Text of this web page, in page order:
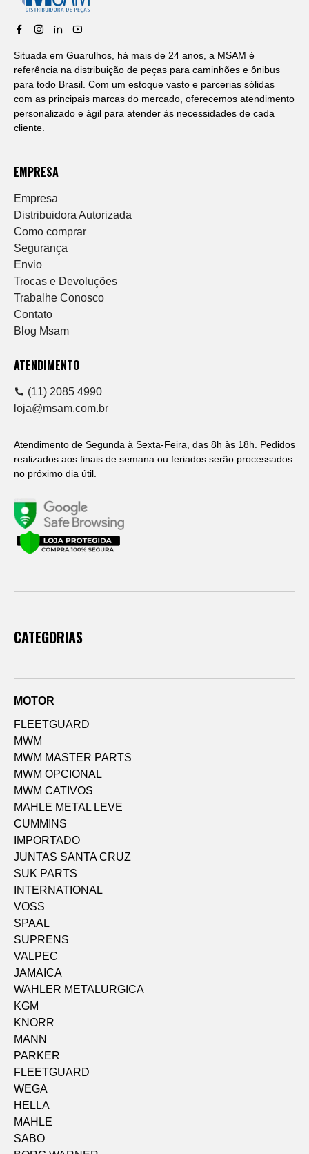
Situada em Guarulhos, há mais de 24 anos, a MSAM é
referência na distribuição de peças para caminhões e ônibus
para todo Brasil. Com um estoque vasto e parcerias sólidas
com as principais marcas do mercado, oferecemos atendimento
personalizado e ágil para atender às necessidades de cada
cliente.
EMPRESA
Empresa
Distribuidora Autorizada
Como comprar
Segurança
Envio
Trocas e Devoluções
Trabalhe Conosco
Contato
Blog Msam
ATENDIMENTO
(11) 2085 4990
loja@msam.com.br
Atendimento de Segunda à Sexta-Feira, das 8h às 18h. Pedidos
realizados aos finais de semana ou feriados serão processados
no próximo dia útil.
CATEGORIAS
MOTOR
FLEETGUARD
MWM
MWM MASTER PARTS
MWM OPCIONAL
MWM CATIVOS
MAHLE METAL LEVE
CUMMINS
IMPORTADO
JUNTAS SANTA CRUZ
SUK PARTS
INTERNATIONAL
VOSS
SPAAL
SUPRENS
VALPEC
JAMAICA
WAHLER METALURGICA
KGM
KNORR
MANN
PARKER
FLEETGUARD
WEGA
HELLA
MAHLE
SABO